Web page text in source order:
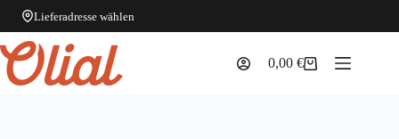
Lieferadresse wählen
Zum
Inhalt
springen
Warenkorb
0,00€